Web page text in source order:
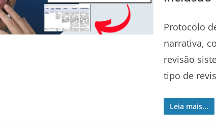
Protocolo
narrativa,
revisão
tipo de
Leia mais...